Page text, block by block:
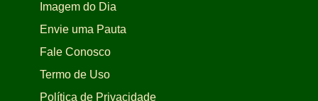
Imagem do Dia
Envie uma Pauta
Fale Conosco
Termo de Uso
Política de Privacidade